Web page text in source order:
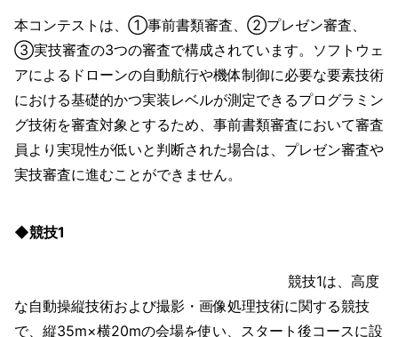
本コンテストは、①事前書類審査、②プレゼン審査、
➂実技審査の3つの審査で構成されています。ソフトウェ
アによるドローンの自動航行や機体制御に必要な要素技術
における基礎的かつ実装レベルが測定できるプログラミン
グ技術を審査対象とするため、事前書類審査において審査
員より実現性が低いと判断された場合は、プレゼン審査や
実技審査に進むことができません。
◆競技1
競技1は、高度
な自動操縦技術および撮影・画像処理技術に関する競技
で、縦35m×横20mの会場を使い、スタート後コースに設